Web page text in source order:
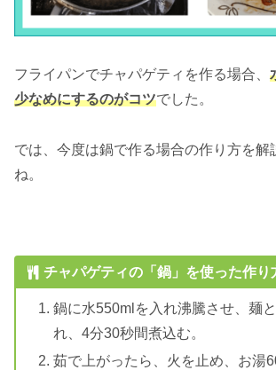
フライパンでチャパゲティを作る場合、
少なめにするのがコツでした。
では、今度は鍋で作る場合の作り方を解
ね。
チャパゲティの「鍋」を使った作り
鍋に水550mlを入れ沸騰させ、麺
れ、4分30秒間煮込む。
茹で上がったら、火を止め、お湯